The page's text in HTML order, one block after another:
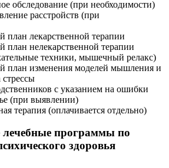
обследование (при необходимости)
расстройств (при
план лекарственной терапии
план нелекарственной терапии
техники, мышечный релакс)
план изменения моделей мышления и
стрессы
с указанием на ошибки
(при выявлении)
терапия (оплачивается отдельно)
программы по
здоровья